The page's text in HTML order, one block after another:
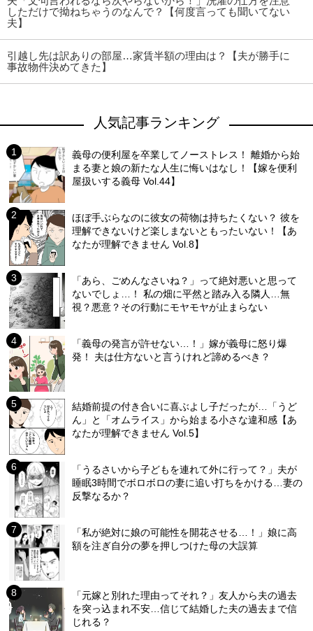
しただけで拗ねちゃうのなんで？【何度言っても聞いてない
夫】
引越し先は訳ありの部屋…家賃半額の理由は？【夫が勝手に
事故物件決めてきた】
人気記事ランキング
義母の便利屋を卒業してノーストレス！ 離婚から始
まる妻と娘の新たな人生に悔いはなし！【嫁を便利
屋扱いする義母 Vol.44】
ほぼ手ぶらなのに彼女の荷物は持ちたくない？ 彼を
理解できないけど楽しまないともったいない！【あ
なたが理解できません Vol.8】
「あら、ごめんなさいね？」って絶対悪いと思って
ないでしょ…！ 私の畑に平然と踏み入る隣人…無
視？悪意？その行動にモヤモヤが止まらない
「義母の発言が許せない…！」嫁が義母に怒り爆
発！ 夫は仕方ないと言うけれど諦めるべき？
結婚前提の付き合いに喜ぶよし子だったが…「うど
ん」と「オムライス」から始まる小さな違和感【あ
なたが理解できません Vol.5】
「うるさいから子どもを連れて外に行って？」夫が
睡眠3時間でボロボロの妻に追い打ちをかける…妻の
反撃なるか？
「私が絶対に娘の可能性を開花させる…！」娘に高
額を注ぎ自分の夢を押しつけた母の大誤算
「元嫁と別れた理由ってそれ？」友人から夫の過去
を突っ込まれ不安…信じて結婚した夫の過去まで信
じれる？